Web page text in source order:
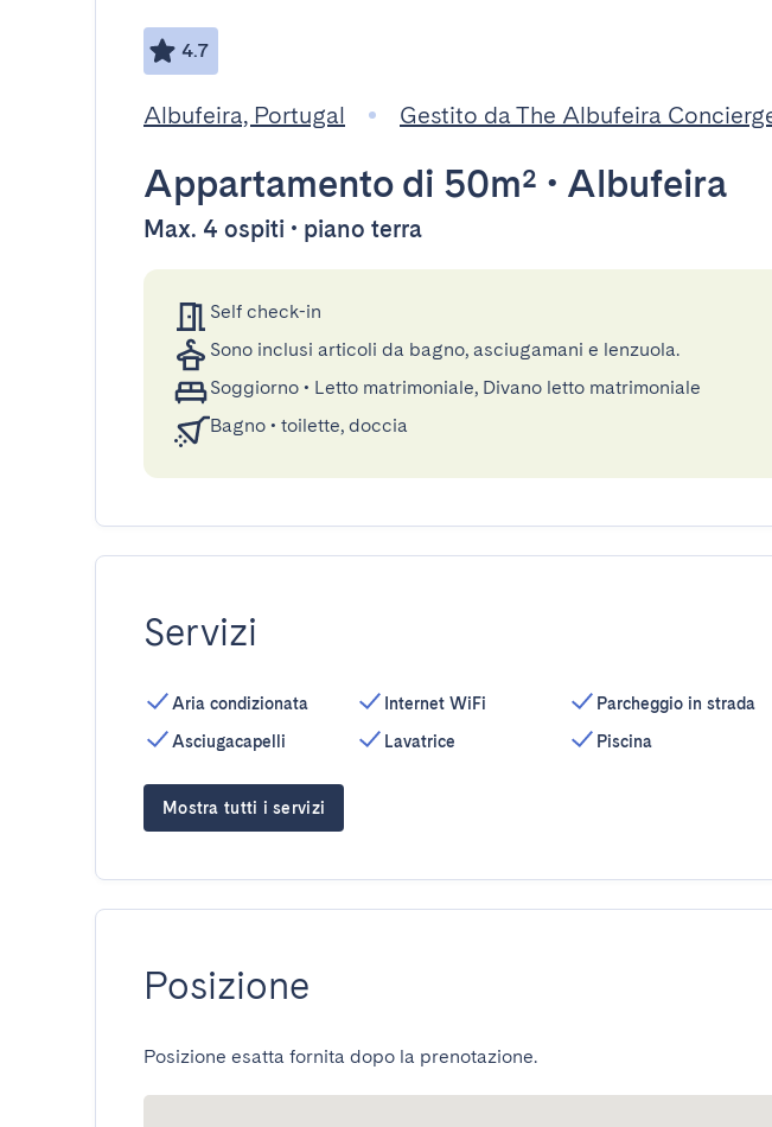
4.7
Albufeira, Portugal Gestito da The Albufeira
Appartamento di 50m² • Albufeira
Max. 4 ospiti • piano terra
Self check-in
Sono inclusi articoli da bagno, asciugamani e lenzuola.
Soggiorno • Letto matrimoniale, Divano letto matrimoniale
Bagno • toilette, doccia
Servizi
Aria condizionata
Asciugacapelli
Internet WiFi
Lavatrice
Parcheggio in strada
Piscina
Mostra tutti i servizi
Posizione
Posizione esatta fornita dopo la prenotazione.